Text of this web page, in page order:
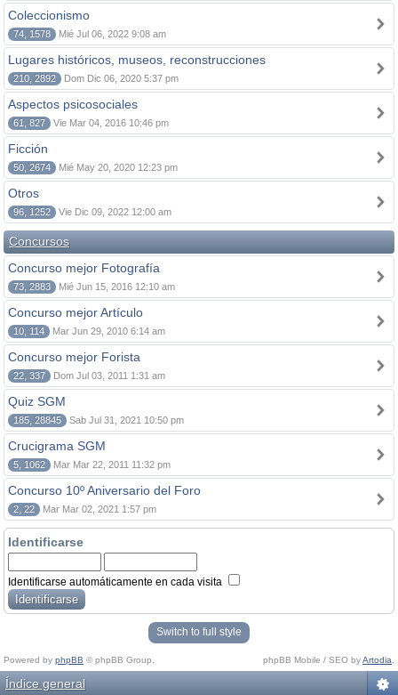
Coleccionismo
74, 1578 Mié Jul 06, 2022 9:08 am
Lugares históricos, museos, reconstrucciones
210, 2892 Dom Dic 06, 2020 5:37 pm
Aspectos psicosociales
61, 827 Vie Mar 04, 2016 10:46 pm
Ficción
50, 2674 Mié May 20, 2020 12:23 pm
Otros
96, 1252 Vie Dic 09, 2022 12:00 am
Concursos
Concurso mejor Fotografía
73, 2883 Mié Jun 15, 2016 12:10 am
Concurso mejor Artículo
10, 114 Mar Jun 29, 2010 6:14 am
Concurso mejor Forista
22, 337 Dom Jul 03, 2011 1:31 am
Quiz SGM
185, 28845 Sab Jul 31, 2021 10:50 pm
Crucigrama SGM
5, 1062 Mar Mar 22, 2011 11:32 pm
Concurso 10º Aniversario del Foro
2, 22 Mar Mar 02, 2021 1:57 pm
Identificarse
Identificarse automáticamente en cada visita
Switch to full style
Powered by phpBB © phpBB Group. phpBB Mobile / SEO byArtodia
Índice general